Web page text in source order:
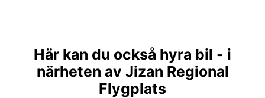
Här kan du också hyra bil - i
närheten av Jizan Regional
Flygplats